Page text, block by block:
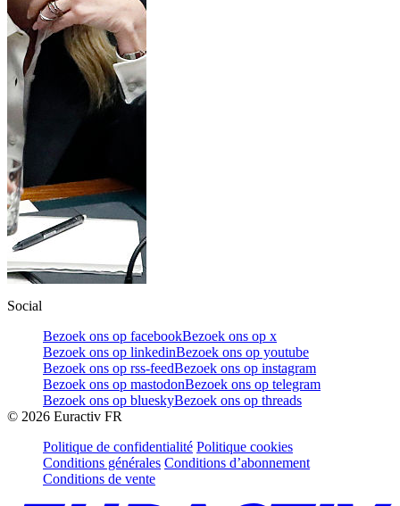
Social
Bezoek ons op facebookBezoek ons op x
Bezoek ons op linkedinBezoek ons op youtube
Bezoek ons op rss-feedBezoek ons op instagram
Bezoek ons op mastodonBezoek ons op telegram
Bezoek ons op blueskyBezoek ons op threads
© 2026 Euractiv FR
Politique de confidentialité Politique cookies
Conditions générales Conditions d’abonnement
Conditions de vente